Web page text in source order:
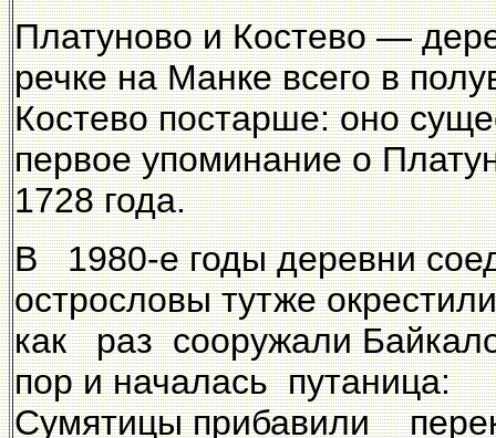
Платуново и Костево —
речке на Манке всего в
Костево постарше: оно
первое упоминание о
1728 года.
В 1980-е годы деревни
острословы тутже
как раз сооружали
пор и началась путаница:
Сумятицы прибавили